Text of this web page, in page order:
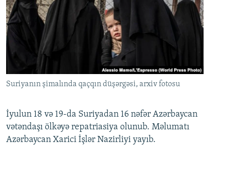
Suriyanın şimalında qaçqın düşərgəsi, arxiv fotosu
İyulun 18 və 19-da Suriyadan 16 nəfər Azərbaycan
vətəndaşı ölkəyə repatriasiya olunub. Məlumatı
Azərbaycan Xarici İşlər Nazirliyi yayıb.